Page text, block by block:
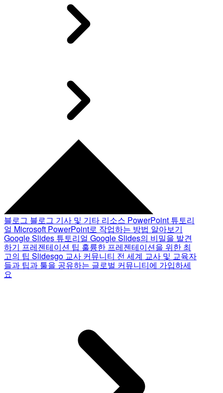
블로그 블로그 기사 및 기타 리소스 PowerPoint 튜토리
얼 Microsoft PowerPoint로 작업하는 방법 알아보기
Google Slides 튜토리얼 Google Slides의 비밀을 발견
하기 프레젠테이션 팁 훌륭한 프레젠테이션을 위한 최
고의 팁 Slidesgo 교사 커뮤니티 전 세계 교사 및 교육자
들과 팁과 툴을 공유하는 글로벌 커뮤니티에 가입하세
요